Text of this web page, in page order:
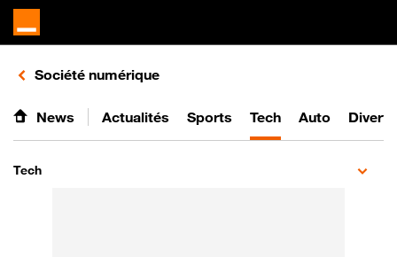
Retours vers le listing d'articles de la catégorie
Société numérique
News Actualités Sports Tech Auto
Tech